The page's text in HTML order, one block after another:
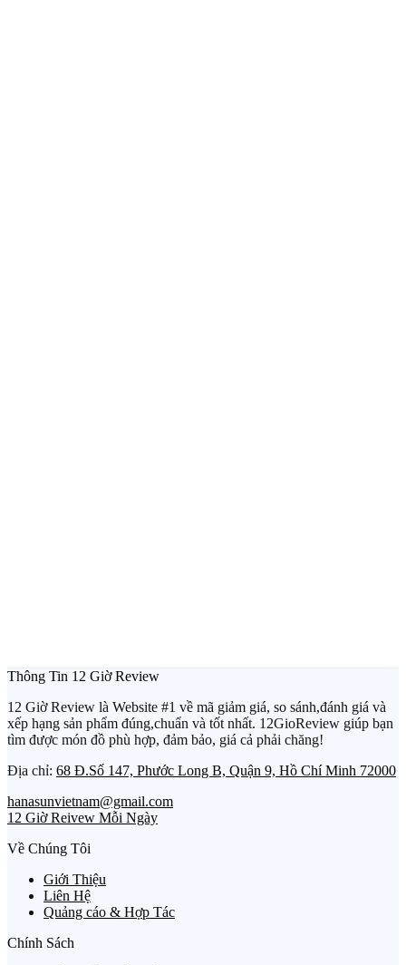
Thông Tin 12 Giờ Review
12 Giờ Review là Website #1 về mã giảm giá, so sánh,đánh giá và
xếp hạng sản phẩm đúng,chuẩn và tốt nhất. 12GioReview giúp bạn
tìm được món đồ phù hợp, đảm bảo, giá cả phải chăng!
Địa chỉ: 68 Đ.Số 147, Phước Long B, Quận 9, Hồ Chí Minh 72000
hanasunvietnam@gmail.com
12 Giờ Reivew Mỗi Ngày
Về Chúng Tôi
Giới Thiệu
Liên Hệ
Quảng cáo & Hợp Tác
Chính Sách